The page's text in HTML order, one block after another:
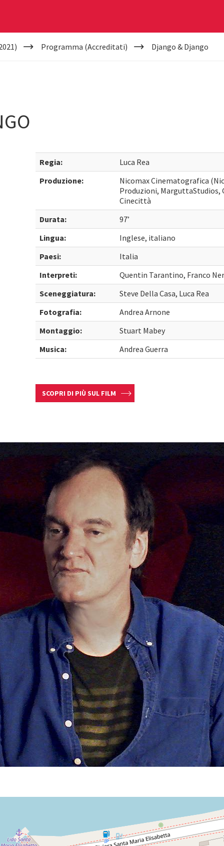
Programma (Accreditati) Django & Django
Regia:
Luca Rea
Produzione:
Nicomax Cinematografica
Produzioni, MarguttaStudios,
Cinecittà
Durata:
97’
Lingua:
Inglese, italiano
Paesi:
Italia
Interpreti:
Quentin Tarantino, Franco
Sceneggiatura:
Steve Della Casa, Luca Rea
Fotografia:
Andrea Arnone
Montaggio:
Stuart Mabey
Musica:
Andrea Guerra
SCOPRI DI PIÙ SUL FILM